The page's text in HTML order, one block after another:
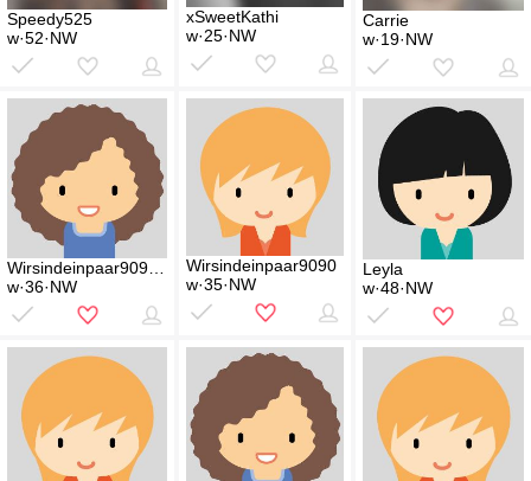
Speedy525
w·52·NW
xSweetKathi
w·25·NW
Carrie
w·19·NW
Wirsindeinpaar909090
w·36·NW
Wirsindeinpaar9090
w·35·NW
Leyla
w·48·NW